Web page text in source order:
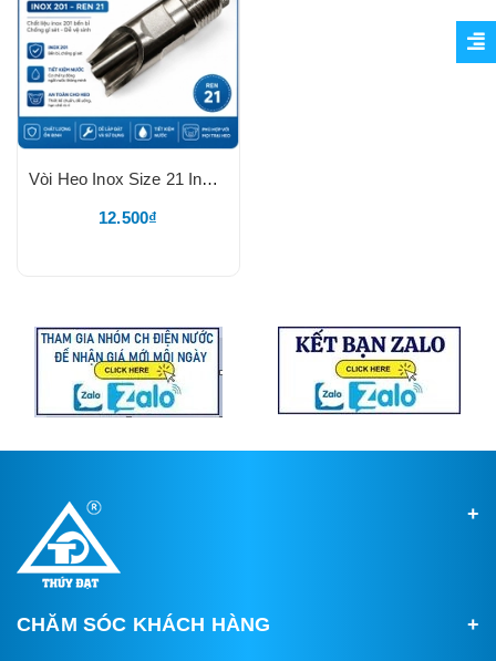
Vòi Heo Inox Size 21 Inox 201, TĐ, Thân Chất Liệu Inox 201, Nắp Vặn Inox Dày, Núm Uống Nước Tự Động Cho Heo 21, TĐ
12.500₫
CHĂM SÓC KHÁCH HÀNG